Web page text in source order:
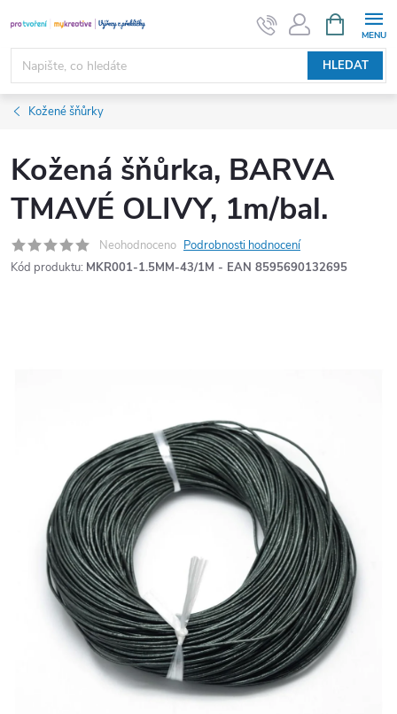
na
obsah
HLEDAT
NÁKUPNÍ
KOŠÍK
Kožené šňůrky
Kožená šňůrka, BARVA
TMAVÉ OLIVY, 1m/bal.
Neohodnoceno Podrobnosti hodnocení
Kód produktu: MKR001-1.5MM-43/1M - EAN 8595690132695